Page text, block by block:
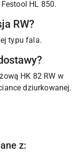
HL 850.
RW?
typu fala.
HK 82 RW w
dziurkowanej.
z: